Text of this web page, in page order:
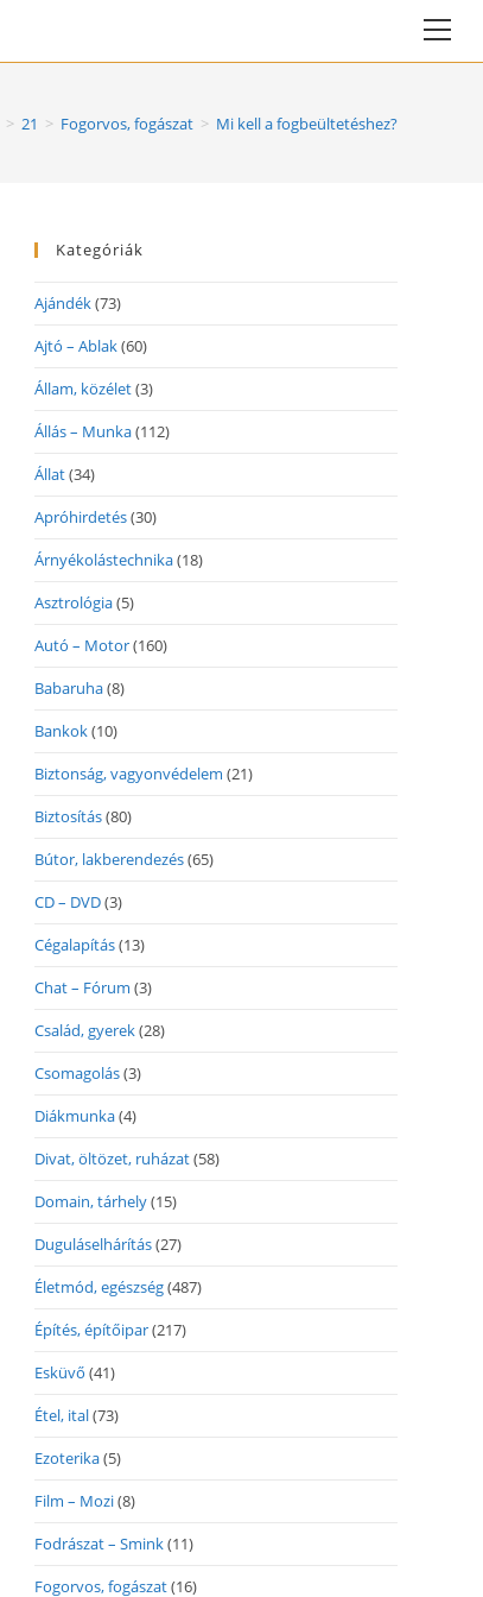
> 21 > Fogorvos, fogászat > Mi kell a fogbeültetéshez?
Kategóriák
Ajándék(73)
Ajtó – Ablak(60)
Állam, közélet(3)
Állás – Munka(112)
Állat(34)
Apróhirdetés(30)
Árnyékolástechnika(18)
Asztrológia(5)
Autó – Motor(160)
Babaruha(8)
Bankok(10)
Biztonság, vagyonvédelem (21)
Biztosítás(80)
Bútor, lakberendezés(65)
CD – DVD(3)
Cégalapítás(13)
Chat – Fórum (3)
Család, gyerek(28)
Csomagolás(3)
Diákmunka(4)
Divat, öltözet, ruházat(58)
Domain, tárhely(15)
Duguláselhárítás(27)
Életmód, egészség(487)
Építés, építőipar(217)
Esküvő (41)
Étel, ital(73)
Ezoterika(5)
Film – Mozi(8)
Fodrászat – Smink(11)
Fogorvos, fogászat(16)